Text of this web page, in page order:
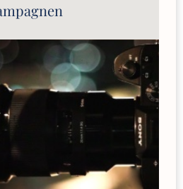
fürs Web: Mehr
Fans“
How-to?“
und Trainings auf